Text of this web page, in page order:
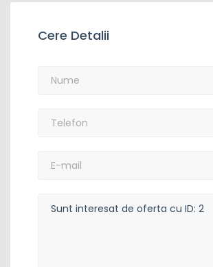
Cere Detalii
mail: